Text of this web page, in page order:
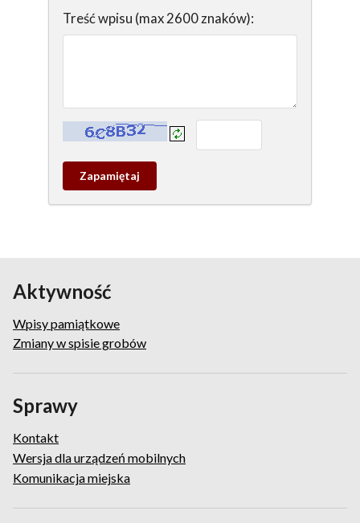
Treść wpisu (max 2600 znaków):
Kontrola - wprowadź tekst z obrazka:
Zapamietaj
wpis
Aktywność
Wpisy pamiątkowe
Zmiany w spisie grobów
Sprawy
Kontakt
Wersja dla urządzeń mobilnych
Komunikacja miejska